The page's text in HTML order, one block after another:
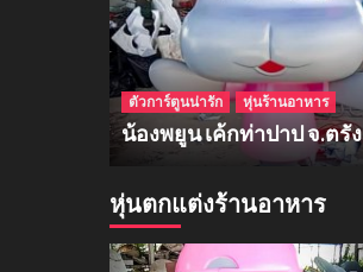
ตัวการ์ตูนน่ารัก หุ่นร้านอาหาร
น้องพยูน เค้กท่าปาป จ.ตรัง
หุ่นตกแต่งร้านอาหาร